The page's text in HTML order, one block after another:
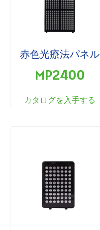
赤色光療法パネル
MP2400
カタログを入手する